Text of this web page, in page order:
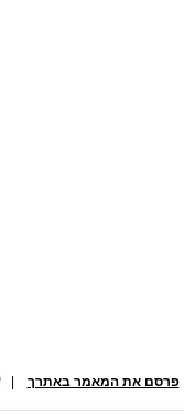
פרסם את המאמר באתרך |